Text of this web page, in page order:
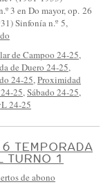
3 en Do mayor, op. 26
Sinfonía n.º 5,
de Campoo 24-25,
de Duero 24-25,
24-25,Proximidad
25,Sábado 24-25,
24-25
TEMPORADA
TURNO 1
de abono